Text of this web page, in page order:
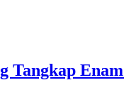
Tangkap